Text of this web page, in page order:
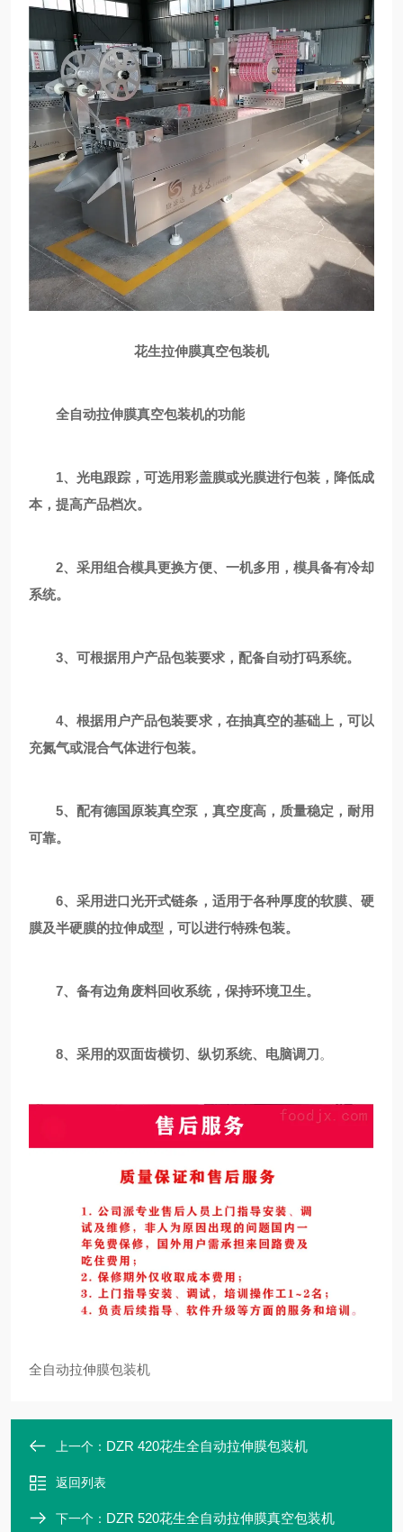
花生拉伸膜真空包装机
全自动拉伸膜真空包装机的功能
1、光电跟踪，可选用彩盖膜或光膜进行包装，降低成
本，提高产品档次。
2、采用组合模具更换方便、一机多用，模具备有冷却
系统。
3、可根据用户产品包装要求，配备自动打码系统。
4、根据用户产品包装要求，在抽真空的基础上，可以
充氮气或混合气体进行包装。
5、配有德国原装真空泵，真空度高，质量稳定，耐用
可靠。
6、采用进口光开式链条，适用于各种厚度的软膜、硬
膜及半硬膜的拉伸成型，可以进行特殊包装。
7、备有边角废料回收系统，保持环境卫生。
8、采用的双面齿横切、纵切系统、电脑调刀。
全自动拉伸膜包装机
上一个： DZR 420花生全自动拉伸膜包装机
返回列表
下一个： DZR 520花生全自动拉伸膜真空包装机